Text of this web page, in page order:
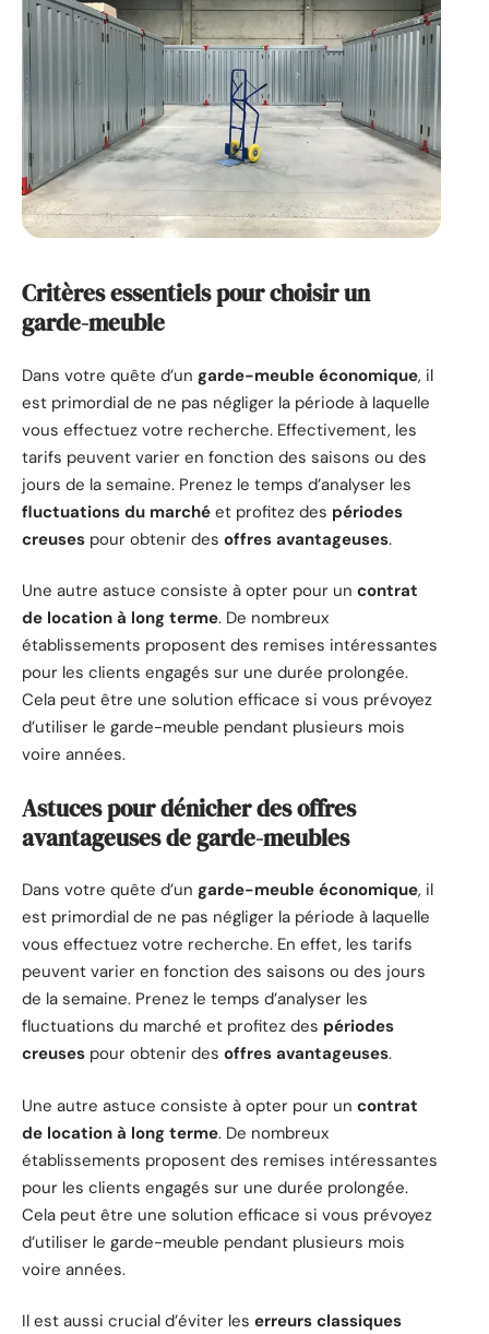
Critères essentiels pour choisir un
garde-meuble
Dans votre quête d’un garde-meuble économique, il
est primordial de ne pas négliger la période à laquelle
vous effectuez votre recherche. Effectivement, les
tarifs peuvent varier en fonction des saisons ou des
jours de la semaine. Prenez le temps d’analyser les
fluctuations du marché et profitez des périodes
creuses pour obtenir des offres avantageuses.
Une autre astuce consiste à opter pour un contrat
de location à long terme. De nombreux
établissements proposent des remises intéressantes
pour les clients engagés sur une durée prolongée.
Cela peut être une solution efficace si vous prévoyez
d’utiliser le garde-meuble pendant plusieurs mois
voire années.
Astuces pour dénicher des offres
avantageuses de garde-meubles
Dans votre quête d’un garde-meuble économique, il
est primordial de ne pas négliger la période à laquelle
vous effectuez votre recherche. En effet, les tarifs
peuvent varier en fonction des saisons ou des jours
de la semaine. Prenez le temps d’analyser les
fluctuations du marché et profitez des périodes
creuses pour obtenir des offres avantageuses.
Une autre astuce consiste à opter pour un contrat
de location à long terme. De nombreux
établissements proposent des remises intéressantes
pour les clients engagés sur une durée prolongée.
Cela peut être une solution efficace si vous prévoyez
d’utiliser le garde-meuble pendant plusieurs mois
voire années.
Il est aussi crucial d’éviter les erreurs classiques